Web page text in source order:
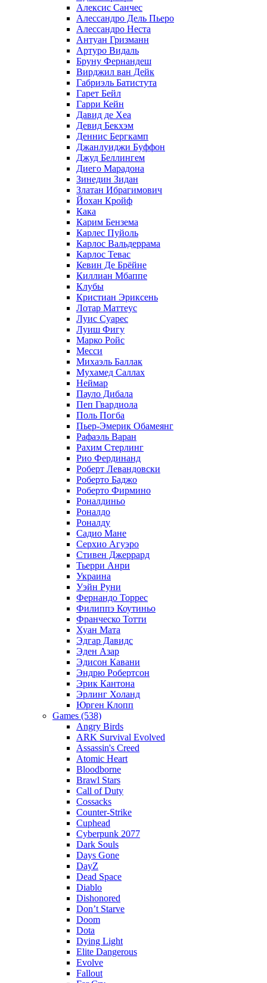
Алексис Санчес
Алессандро Дель Пьеро
Алессандро Неста
Антуан Гризманн
Артуро Видаль
Бруну Фернандеш
Вирджил ван Дейк
Габриэль Батистута
Гарет Бейл
Гарри Кейн
Давид де Хеа
Девид Бекхэм
Деннис Бергкамп
Джанлуиджи Буффон
Джуд Беллингем
Диего Марадона
Зинедин Зидан
Златан Ибрагимович
Йохан Кройф
Кака
Карим Бензема
Карлес Пуйоль
Карлос Вальдеррама
Карлос Тевас
Кевин Де Брёйне
Киллиан Мбаппе
Клубы
Кристиан Эриксень
Лотар Маттеус
Луис Суарес
Луиш Фигу
Марко Ройс
Месси
Михаэль Баллак
Мухамед Саллах
Неймар
Пауло Дибала
Пеп Гвардиола
Поль Погба
Пьер-Эмерик Обамеянг
Рафаэль Варан
Рахим Стерлинг
Рио Фердинанд
Роберт Левандовски
Роберто Баджо
Роберто Фирмино
Роналдиньо
Роналдо
Роналду
Садио Мане
Серхио Агуэро
Стивен Джеррард
Тьерри Анри
Украина
Уэйн Руни
Фернандо Торрес
Филиппэ Коутиньо
Франческо Тотти
Хуан Мата
Эдгар Давидс
Эден Азар
Эдисон Кавани
Эндрю Робертсон
Эрик Кантона
Эрлинг Холанд
Юрген Клопп
Games (538)
Angry Birds
ARK Survival Evolved
Assassin's Creed
Atomic Heart
Bloodborne
Brawl Stars
Call of Duty
Cossacks
Counter-Strike
Cuphead
Cyberpunk 2077
Dark Souls
Days Gone
DayZ
Dead Space
Diablo
Dishonored
Don’t Starve
Doom
Dota
Dying Light
Elite Dangerous
Evolve
Fallout